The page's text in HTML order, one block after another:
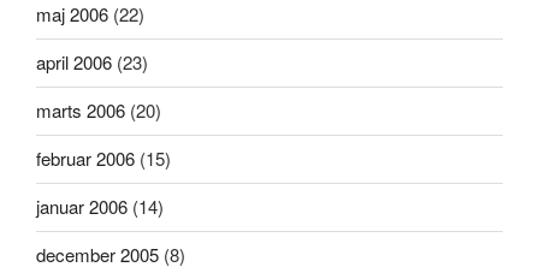
maj 2006 (22)
april 2006 (23)
marts 2006 (20)
februar 2006 (15)
januar 2006 (14)
december 2005 (8)